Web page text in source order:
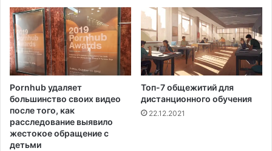
Pornhub удаляет
большинство своих видео
после того, как
расследование выявило
жестокое обращение с
детьми
Топ-7 общежитий для
дистанционного обучения
22.12.2021